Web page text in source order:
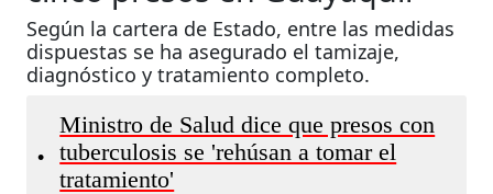
Según la cartera de Estado, entre las medidas
dispuestas se ha asegurado el tamizaje,
diagnóstico y tratamiento completo.
•
Ministro de Salud dice que presos con
tuberculosis se 'rehúsan a tomar el
tratamiento'